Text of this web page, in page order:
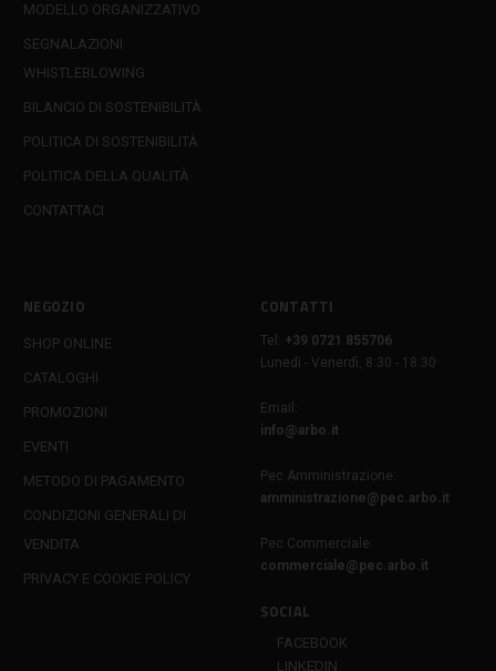
MODELLO ORGANIZZATIVO
SEGNALAZIONI
WHISTLEBLOWING
BILANCIO DI SOSTENIBILITÀ
POLITICA DI SOSTENIBILITÀ
POLITICA DELLA QUALITÀ
CONTATTACI
NEGOZIO
SHOP ONLINE
CATALOGHI
PROMOZIONI
EVENTI
METODO DI PAGAMENTO
CONDIZIONI GENERALI DI
VENDITA
PRIVACY E COOKIE POLICY
CONTATTI
Tel:
+39 0721 855706
Lunedì - Venerdì, 8:30 - 18:30
Email:
info@arbo.it
Pec Amministrazione:
amministrazione@pec.arbo.it
Pec Commerciale:
commerciale@pec.arbo.it
SOCIAL
FACEBOOK
LINKEDIN